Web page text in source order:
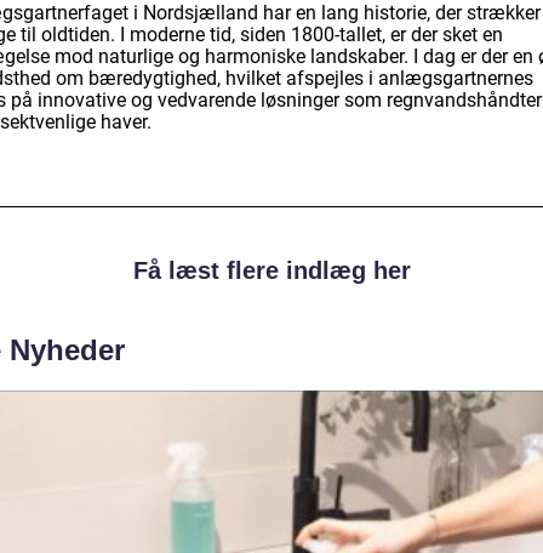
i Nordsjælland har en lang historie, der
til oldtiden. I moderne tid, siden 1800-tallet, er der sket en
mod naturlige og harmoniske landskaber. I dag er der en
om bæredygtighed, hvilket afspejles i anlægsgartnernes
på innovative og vedvarende løsninger som
haver.
Få læst flere indlæg her
Nyheder